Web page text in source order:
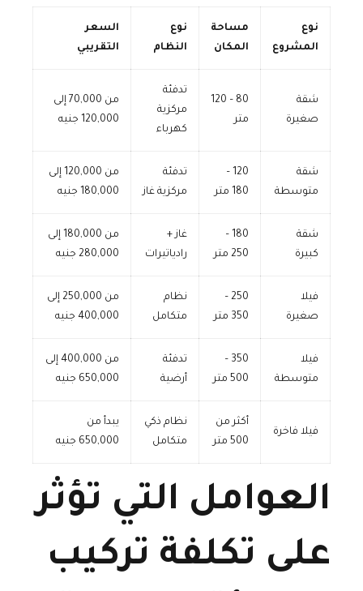
نوع
المشروع
مساحة
المكان
نوع
النظام
السعر
التقريبي
شقة
صغيرة
80 – 120
متر
تدفئة
مركزية
كهرباء
من 70,000 إلى
120,000 جنيه
شقة
متوسطة
120 –
180 متر
تدفئة
مركزية غاز
من 120,000 إلى
180,000 جنيه
شقة
كبيرة
180 –
250 متر
غاز +
رادياتيرات
من 180,000 إلى
280,000 جنيه
فيلا
صغيرة
250 –
350 متر
نظام
متكامل
من 250,000 إلى
400,000 جنيه
فيلا
متوسطة
350 –
500 متر
تدفئة
أرضية
من 400,000 إلى
650,000 جنيه
فيلا فاخرة
أكثر من
500 متر
نظام ذكي
متكامل
يبدأ من
650,000 جنيه
العوامل التي تؤثر
على تكلفة تركيب